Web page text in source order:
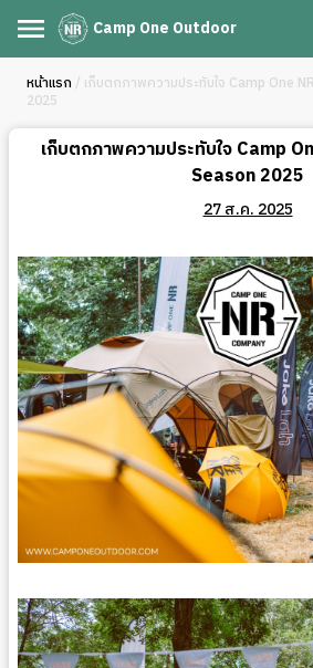
Camp One Outdoor
หน้าแรก / เก็บตกภาพความประทับใจ Camp One
2025
เก็บตกภาพความประทับใจ Camp
Season 2025
27 ส.ค. 2025